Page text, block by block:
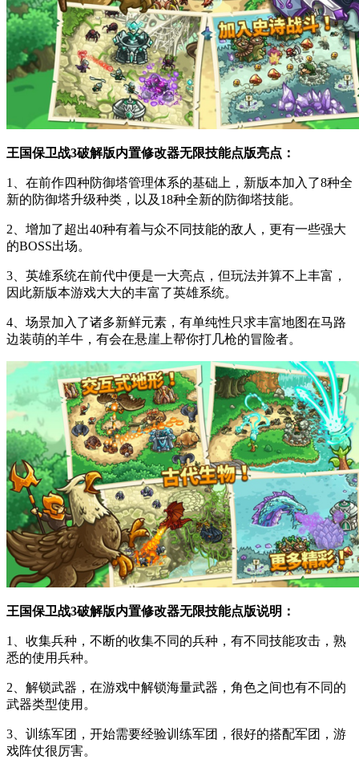
王国保卫战3破解版内置修改器无限技能点版亮点：
1、在前作四种防御塔管理体系的基础上，新版本加入了8种全
新的防御塔升级种类，以及18种全新的防御塔技能。
2、增加了超出40种有着与众不同技能的敌人，更有一些强大
的BOSS出场。
3、英雄系统在前代中便是一大亮点，但玩法并算不上丰富，
因此新版本游戏大大的丰富了英雄系统。
4、场景加入了诸多新鲜元素，有单纯性只求丰富地图在马路
边装萌的羊牛，有会在悬崖上帮你打几枪的冒险者。
王国保卫战3破解版内置修改器无限技能点版说明：
1、收集兵种，不断的收集不同的兵种，有不同技能攻击，熟
悉的使用兵种。
2、解锁武器，在游戏中解锁海量武器，角色之间也有不同的
武器类型使用。
3、训练军团，开始需要经验训练军团，很好的搭配军团，游
戏阵仗很厉害。